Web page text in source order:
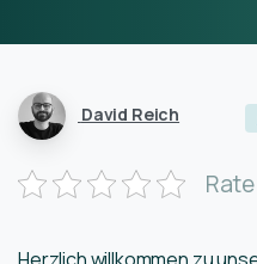
David Reich